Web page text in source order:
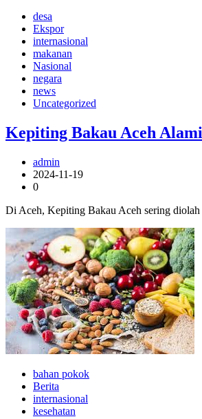
desa
Ekspor
internasional
makanan
Nasional
negara
news
Uncategorized
Kepiting Bakau Aceh
admin
2024-11-19
0
Di Aceh, Kepiting Bakau Aceh sering diolah
bahan pokok
Berita
internasional
kesehatan